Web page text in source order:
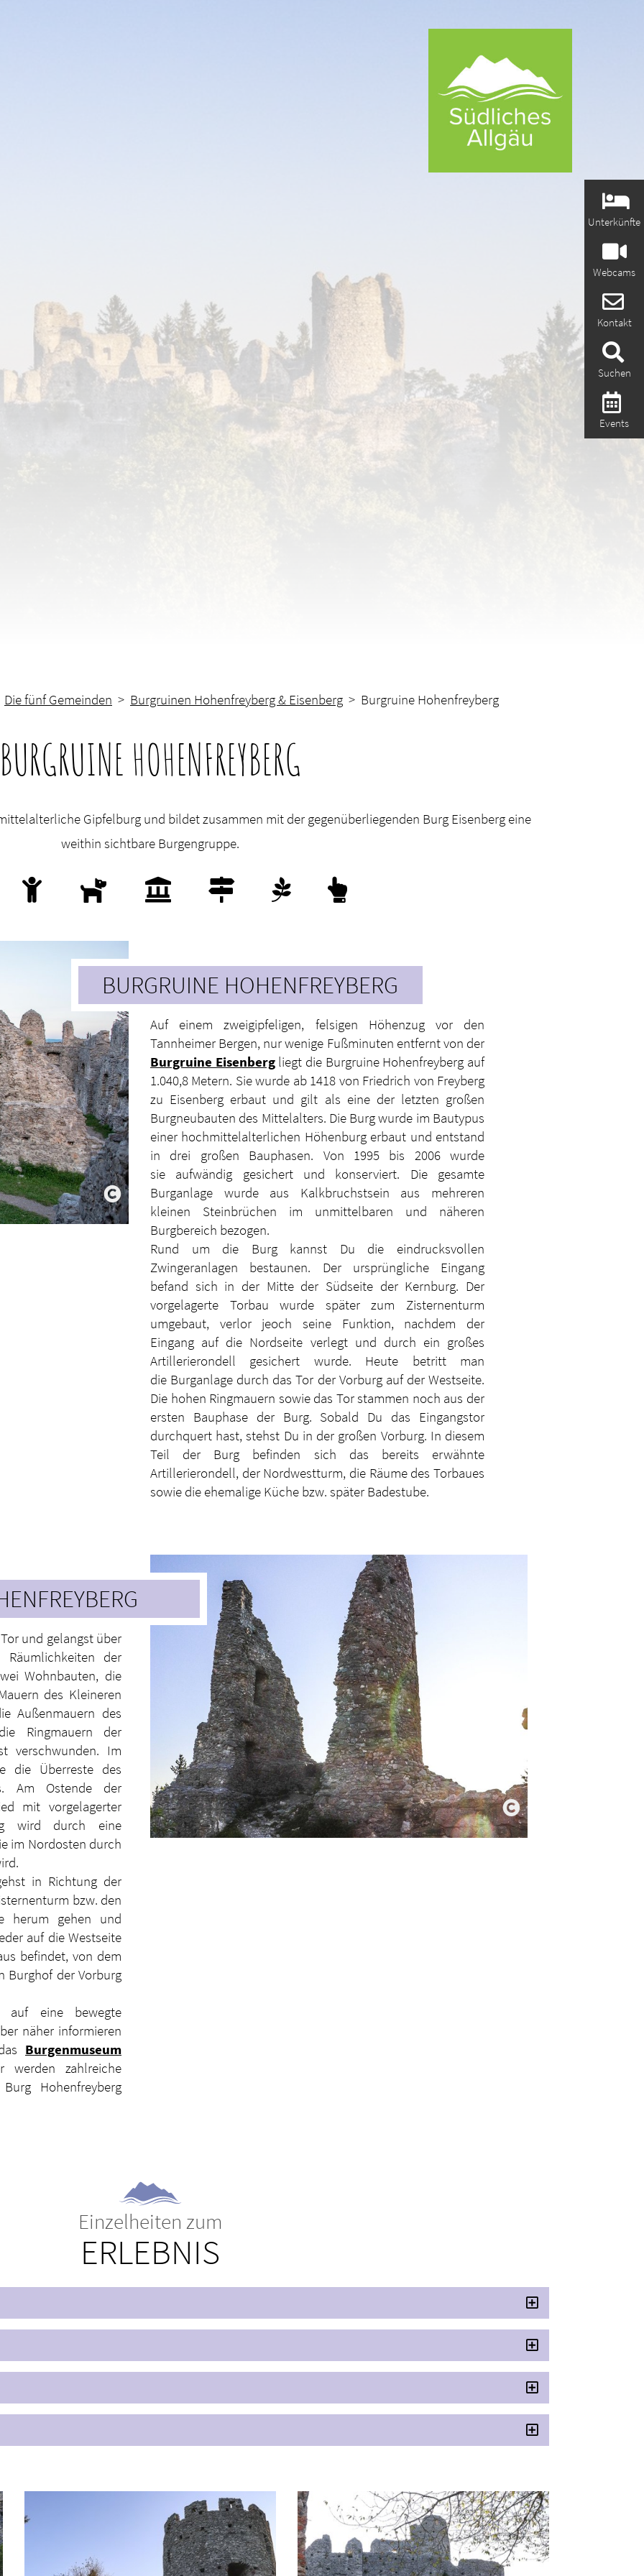
Unterkünfte
Webcams
Kontakt
Suchen
Events
Die fünf Gemeinden > Burgruinen Hohenfreyberg & Eisenberg > Burgruine Hohenfreyberg
BURGRUINE HOHENFREYBERG
Gipfelburg und bildet zusammen mit der gegenüberliegenden Burg Eisenberg eine
weithin sichtbare Burgengruppe.
BURGRUINE HOHENFREYBERG
Auf einem zweigipfeligen, felsigen Höhenzug vor den
Tannheimer Bergen, nur wenige Fußminuten entfernt von der
Burgruine Eisenbergliegt die Burgruine Hohenfreyberg auf
1.040,8 Metern. Sie wurde ab 1418 von Friedrich von Freyberg
zu Eisenberg erbaut und gilt als eine der letzten großen
Burgneubauten des Mittelalters. Die Burg wurde im Bautypus
einer hochmittelalterlichen Höhenburg erbaut und entstand
in drei großen Bauphasen. Von 1995 bis 2006 wurde
sie aufwändig gesichert und konserviert. Die gesamte
Burganlage wurde aus Kalkbruchstsein aus mehreren
kleinen Steinbrüchen im unmittelbaren und näheren
Burgbereich bezogen.
Rund um die Burg kannst Du die eindrucksvollen
Zwingeranlagen bestaunen. Der ursprüngliche Eingang
befand sich in der Mitte der Südseite der Kernburg. Der
vorgelagerte Torbau wurde später zum Zisternenturm
umgebaut, verlor jeoch seine Funktion, nachdem der
Eingang auf die Nordseite verlegt und durch ein großes
Artillerierondell gesichert wurde. Heute betritt man
die Burganlage durch das Tor der Vorburg auf der Westseite.
Die hohen Ringmauern sowie das Tor stammen noch aus der
ersten Bauphase der Burg. Sobald Du das Eingangstor
durchquert hast, stehst Du in der großen Vorburg. In diesem
Teil der Burg befinden sich das bereits erwähnte
Artillerierondell, der Nordwestturm, die Räume des Torbaues
sowie die ehemalige Küche bzw. später Badestube.
und gelangst über
der
Wohnbauten, die
des Kleineren
Außenmauern des
Ringmauern der
verschwunden. Im
die Überreste des
Am Ostende der
mit vorgelagerter
wird durch eine
im Nordosten durch
in Richtung der
bzw. den
herum gehen und
auf die Westseite
befindet, von dem
Burghof der Vorburg
auf eine bewegte
näher informieren
Burgenmuseum
zahlreiche
Hohenfreyberg
Einzelheiten zum
ERLEBNIS